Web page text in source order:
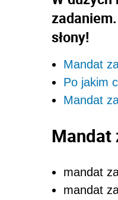
słony!
Mandat
Po jakim
Mandat
Mandat
mandat
mandat